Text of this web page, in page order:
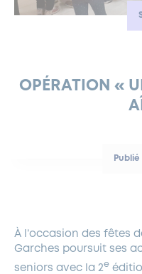
EAU POTABLE ET
DÉCLARATION DE
LOCATION DE SALLES
INFORMATIONS
PANNEAUX
DÉVELOPPEMENT
DEMANDE
OPÉRATION «
Publié
À l’occasion des fêtes
Garches poursuit ses
seniors avec la 2e